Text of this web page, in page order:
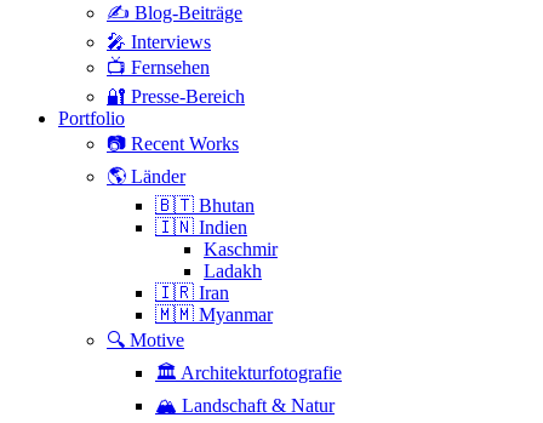
✍️ Blog-Beiträge
🎤 Interviews
📺 Fernsehen
🔐 Presse-Bereich
Portfolio
📷 Recent Works
🌎 Länder
🇧🇹 Bhutan
🇮🇳 Indien
Kaschmir
Ladakh
🇮🇷 Iran
🇲🇲 Myanmar
🔍 Motive
🏛 Architekturfotografie
🏔 Landschaft & Natur